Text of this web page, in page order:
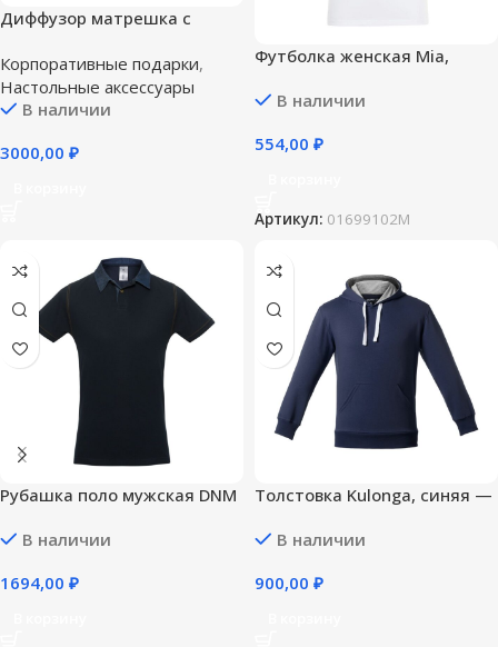
Диффузор матрешка с
Корпоративные подарки,
Настольные аксессуары
В наличии
3000,00 ₽
Футболка женская Mia,
В наличии
554,00 ₽
Артикул: 01699102M
Рубашка поло мужская DNM
В наличии
1694,00 ₽
Толстовка Kulonga, синяя —
В наличии
900,00 ₽